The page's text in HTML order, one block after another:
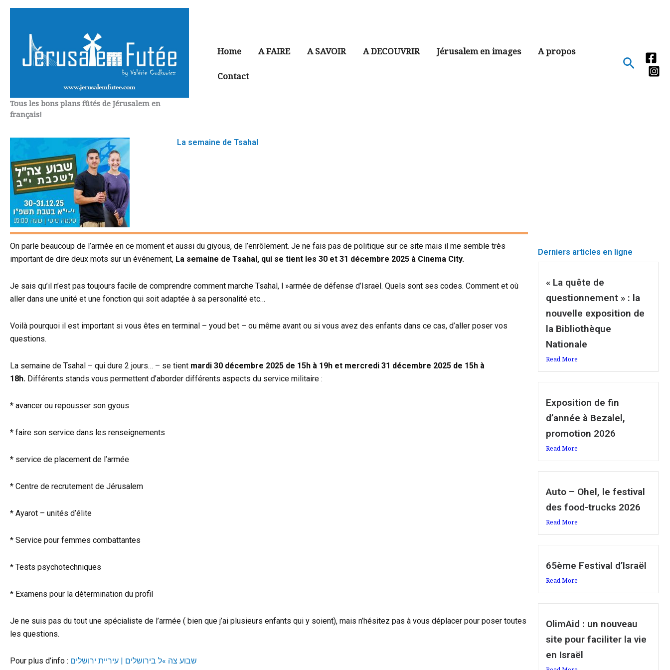
Aller
contenu
Tous les bons plans fûtés de Jérusalem en
français!
Home A FAIRE A SAVOIR A DECOUVRIR Jérusalem en images A propos
Contact
La semaine de Tsahal
On parle beaucoup de l’armée en ce moment et aussi du giyous, de l’enrôlement. Je ne fais pas de politique sur ce site mais il me semble très
important de dire deux mots sur un événement, La semaine de Tsahal, qui se tient les 30 et 31 décembre 2025 à Cinema City.
Je sais qu’il n’est pas toujours facile de comprendre comment marche Tsahal, l »armée de défense d’Israël. Quels sont ses codes. Comment et où
aller dans une unité et une fonction qui soit adaptée à sa personalité etc…
Voilà pourquoi il est important si vous êtes en terminal – youd bet – ou même avant ou si vous avez des enfants dans ce cas, d’aller poser vos
questions.
La semaine de Tsahal – qui dure 2 jours… – se tient mardi 30 décembre 2025 de 15h à 19h et mercredi 31 décembre 2025 de 15h à
18h. Différents stands vous permettent d’aborder différents aspects du service militaire :
* avancer ou repousser son gyous
* faire son service dans les renseignements
* service de placement de l’armée
* Centre de recrutement de Jérusalem
* Ayarot – unités d’élite
* Service pour femmes combattantes
* Tests psychotechniques
* Examens pour la détermination du profil
Je ne suis pas du tout une spécialiste de l’armée ( bien que j’ai plusieurs enfants qui y soient), mais n’hésitez pas à vous déplacer pour poser toutes
les questions.
Pour plus d’info : שבוע צה »ל בירושלים | עיריית ירושלים
Derniers articles en ligne
« La quête de
questionnement » : la
nouvelle exposition de
la Bibliothèque
Nationale
Read More
Exposition de fin
d’année à Bezalel,
promotion 2026
Read More
Auto – Ohel, le festival
des food-trucks 2026
Read More
65ème Festival d’Israël
Read More
OlimAid : un nouveau
site pour faciliter la vie
en Israël